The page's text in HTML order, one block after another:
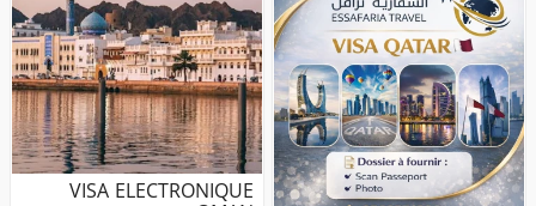
VISA ELECTRONIQUE